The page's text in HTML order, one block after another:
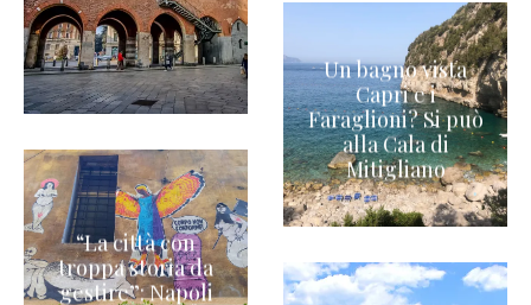
“La città con
troppa storia da
gestire”: Napoli
Un bagno vista
Capri e i
Faraglioni? Si può
alla Cala di
Mitigliano